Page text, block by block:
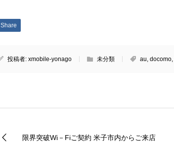
Share
投稿者: xmobile-yonago 未分類 au, docomo,
限界突破Wi－Fiご契約 米子市内からご来店